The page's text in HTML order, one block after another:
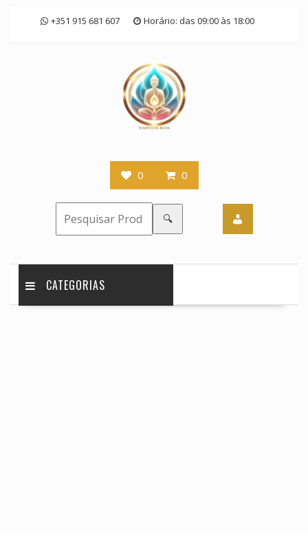
+351 915 681 607 Horário: das 09:00 às 18:00
0 0
🔍
CATEGORIAS